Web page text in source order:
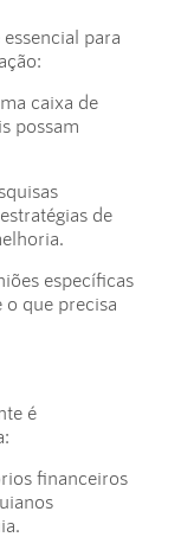
para
caixa de
possam
de
específicas
o que precisa
é
financeiros